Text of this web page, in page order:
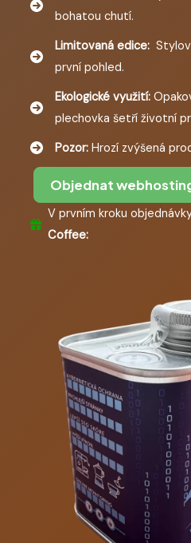
bohatou chutí.
Limitovaná edice:
první pohled.
Ekologické využití:
plechovka šetří životní
Pozor: Hrozí zvýšená
Objednat
V prvním kroku
Coffee: